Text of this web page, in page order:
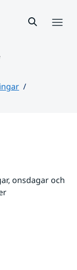
onsdagar och